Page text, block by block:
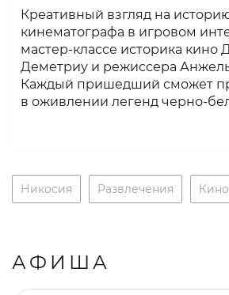
Креативный взгляд на
кинематографа в игровом
мастер-классе историка кино
Деметриу и режиссера
Каждый пришедший сможет
в оживлении легенд черно-
Никосия Развлечения Кино
АФИША